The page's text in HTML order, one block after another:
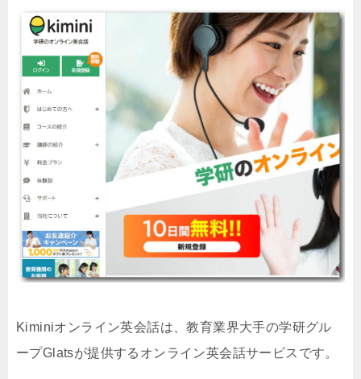
Kiminiオンライン英会話は、教育業界大手の学研グル
ープGlatsが提供するオンライン英会話サービスです。